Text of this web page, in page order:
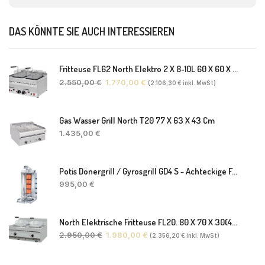
DAS KÖNNTE SIE AUCH INTERESSIEREN
Fritteuse FL62 North Elektro 2 X 8-10L 60 X 60 X 30(38) Cm
2.550,00€ 1.770,00 € (2.106,30 € inkl. MwSt)
Gas Wasser Grill North T20 77 X 63 X 43 Cm
1.435,00 €
Potis Dönergrill / Gyrosgrill GD4 S - Achteckige Fettwanne-Ohne Schaufel
995,00 €
North Elektrische Fritteuse FL20. 80 X 70 X 30(46) Cm
2.950,00€ 1.980,00 € (2.356,20 € inkl. MwSt)